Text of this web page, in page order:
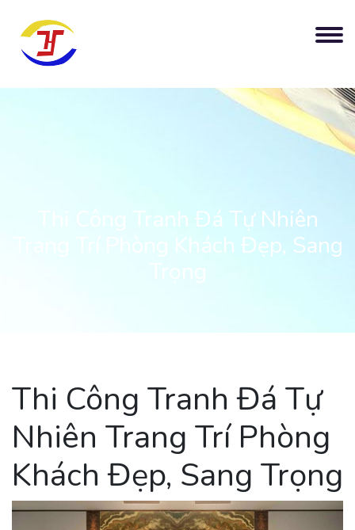
Thi Công Tranh Đá Tự Nhiên
Trang Trí Phòng Khách Đẹp, Sang
Trọng
Thi Công Tranh Đá Tự
Nhiên Trang Trí Phòng
Khách Đẹp, Sang Trọng